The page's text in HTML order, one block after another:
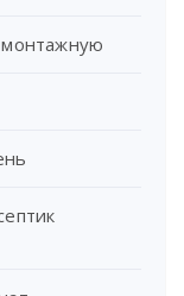
монтажную